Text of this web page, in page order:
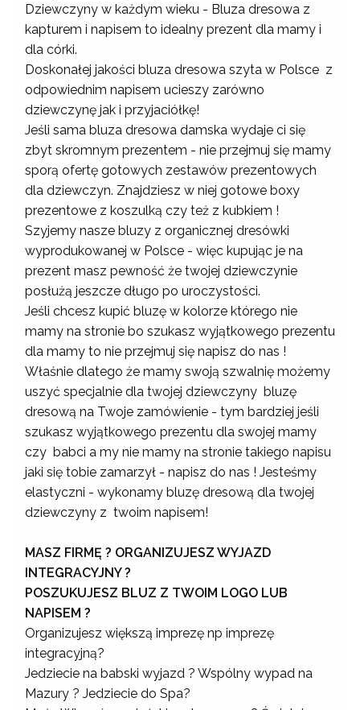
Dziewczyny w każdym wieku - Bluza dresowa z
kapturem i napisem to idealny prezent dla mamy i
dla córki.
Doskonałej jakości bluza dresowa szyta w Polsce z
odpowiednim napisem ucieszy zarówno
dziewczynę jak i przyjaciółkę!
Jeśli sama bluza dresowa damska wydaje ci się
zbyt skromnym prezentem - nie przejmuj się mamy
sporą ofertę gotowych zestawów prezentowych
dla dziewczyn. Znajdziesz w niej gotowe boxy
prezentowe z koszulką czy też z kubkiem !
Szyjemy nasze bluzy z organicznej dresówki
wyprodukowanej w Polsce - więc kupując je na
prezent masz pewność że twojej dziewczynie
posłużą jeszcze długo po uroczystości.
Jeśli chcesz kupić bluzę w kolorze którego nie
mamy na stronie bo szukasz wyjątkowego prezentu
dla mamy to nie przejmuj się napisz do nas !
Właśnie dlatego że mamy swoją szwalnię możemy
uszyć specjalnie dla twojej dziewczyny bluzę
dresową na Twoje zamówienie - tym bardziej jeśli
szukasz wyjątkowego prezentu dla swojej mamy
czy babci a my nie mamy na stronie takiego napisu
jaki się tobie zamarzył - napisz do nas ! Jesteśmy
elastyczni - wykonamy bluzę dresową dla twojej
dziewczyny z twoim napisem!
MASZ FIRMĘ ? ORGANIZUJESZ WYJAZD
INTEGRACYJNY ?
POSZUKUJESZ BLUZ Z TWOIM LOGO LUB
NAPISEM ?
Organizujesz większą imprezę np imprezę
integracyjną?
Jedziecie na babski wyjazd ? Wspólny wypad na
Mazury ? Jedziecie do Spa?